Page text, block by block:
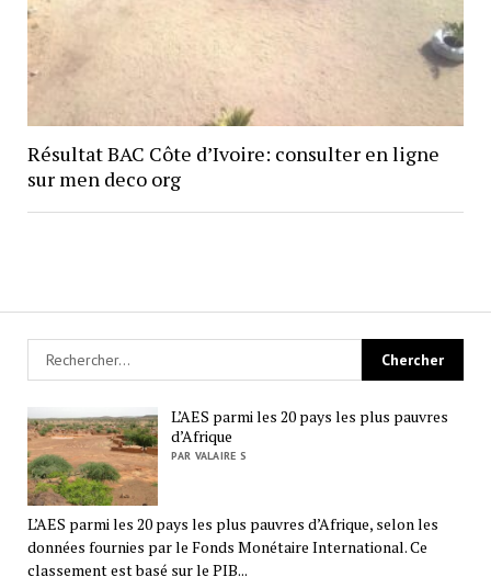
Résultat BAC Côte d’Ivoire: consulter en ligne
sur men deco org
L’AES parmi les 20 pays les plus pauvres
d’Afrique
PAR VALAIRE S
L’AES parmi les 20 pays les plus pauvres d’Afrique, selon les
données fournies par le Fonds Monétaire International. Ce
classement est basé sur le PIB...